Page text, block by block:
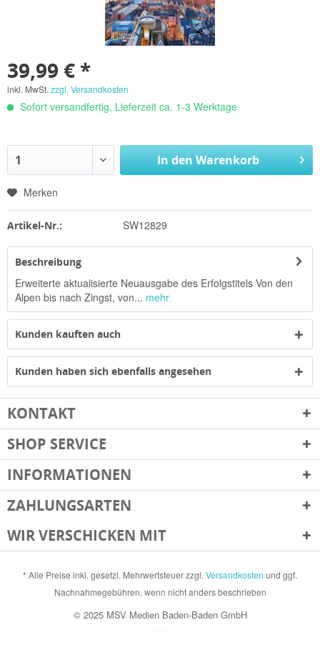
39,99 € *
inkl. MwSt. zzgl. Versandkosten
Sofort versandfertig, Lieferzeit ca. 1-3 Werktage
In denWarenkorb
Merken
Artikel-Nr.: SW12829
Beschreibung
Erweiterte aktualisierte Neuausgabe des Erfolgstitels Von den
Alpen bis nach Zingst, von... mehr
Kunden kauften auch
Kunden haben sich ebenfalls angesehen
KONTAKT
SHOP SERVICE
INFORMATIONEN
ZAHLUNGSARTEN
WIR VERSCHICKEN MIT
* Alle Preise inkl. gesetzl. Mehrwertsteuer zzgl. Versandkosten und ggf.
Nachnahmegebühren, wenn nicht anders beschrieben
© 2025 MSV Medien Baden-Baden GmbH